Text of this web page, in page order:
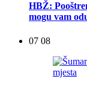
HBŽ:
mogu vam
07 08